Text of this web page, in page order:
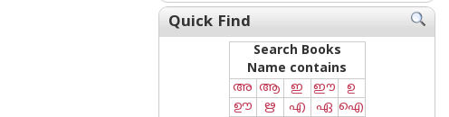
Quick Find
Search Books
Name contains
അ ആ ഇ ഈ
ഉ
ഊ
ഋ എ ഏ ഐ